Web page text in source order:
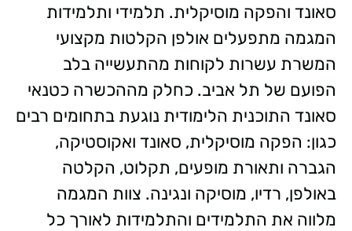
סאונד והפקה מוסיקלית. תלמידי ותלמידות
המגמה מתפעלים אולפן הקלטות מקצועי
המשרת עשרות לקוחות מהתעשייה בלב
הפועם של תל אביב. כחלק מההכשרה כטנאי
סאונד התוכנית הלימודית נוגעת בתחומים רבים
כגון: הפקה מוסיקלית, סאונד ואקוסטיקה,
הגברה ותאורת מופעים, תקלוט, הקלטה
באולפן, רדיו, מוסיקה ונגינה. צוות המגמה
מלווה את התלמידים והתלמידות לאורך כל